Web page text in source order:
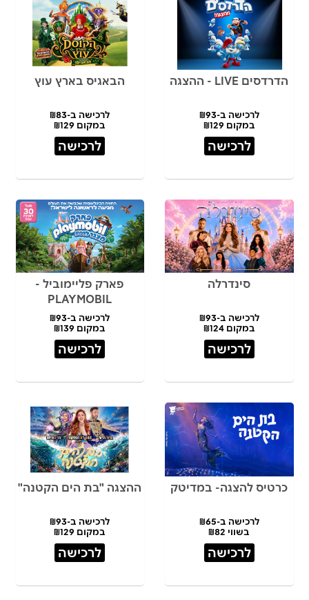
הדרדסים LIVE - ההצגה
לרכישה ב-₪93
במקום ₪129
לרכישה
הבאגיס בארץ עוץ
לרכישה ב-₪83
במקום ₪129
לרכישה
סינדרלה
לרכישה ב-₪93
במקום ₪124
לרכישה
פארק פליימוביל -
PLAYMOBIL
לרכישה ב-₪93
במקום ₪139
לרכישה
כרטיס להצגה- במדיטק
לרכישה ב-₪65
בשווי ₪82
לרכישה
ההצגה "בת הים הקטנה"
לרכישה ב-₪93
במקום ₪129
לרכישה